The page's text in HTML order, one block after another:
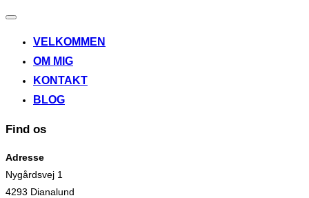
Slå
til/fra
VELKOMMEN
OM MIG
KONTAKT
BLOG
Find os
Adresse
Nygårdsvej 1
4293 Dianalund